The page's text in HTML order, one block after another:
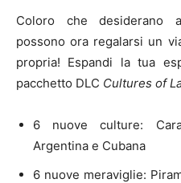
Coloro che desiderano
possono ora regalarsi un
propria! Espandi la tua
pacchetto DLC Cultures of
6 nuove culture:
Argentina e Cubana
6 nuove meraviglie: